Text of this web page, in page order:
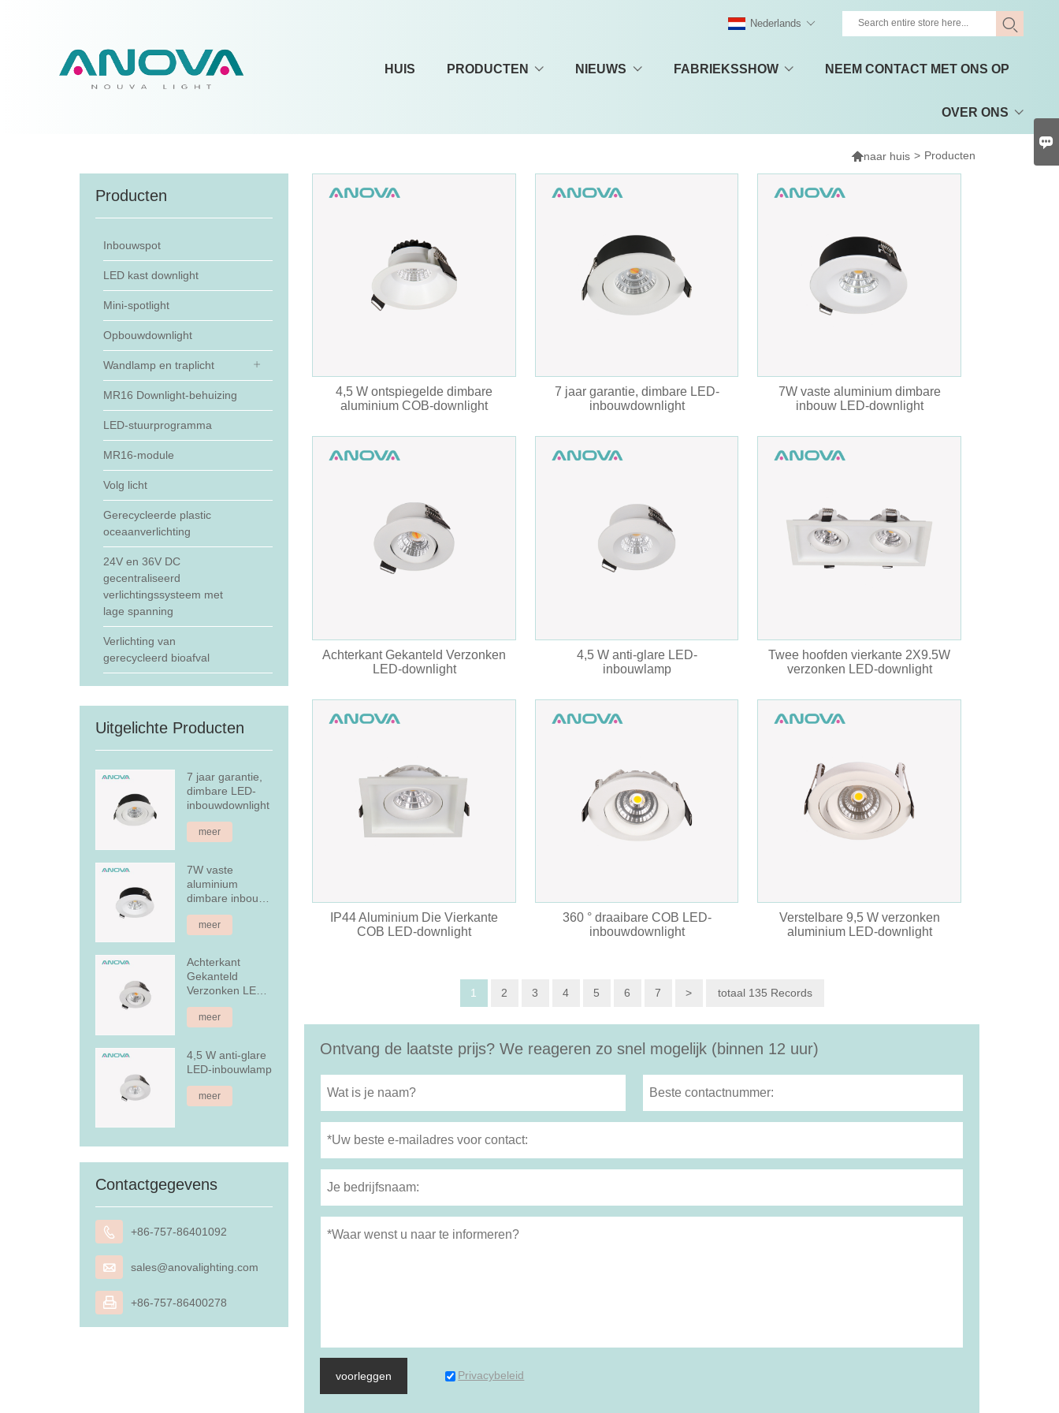
HUIS PRODUCTEN NIEUWS FABRIEKSSHOW NEEM CONTACT MET ONS OP
OVER ONS
Nederlands
naar huis > Producten
Producten
Inbouwspot
LED kast downlight
Mini-spotlight
Opbouwdownlight
Wandlamp en traplicht
MR16 Downlight-behuizing
LED-stuurprogramma
MR16-module
Volg licht
Gerecycleerde plastic
oceaanverlichting
24V en 36V DC
gecentraliseerd
verlichtingssysteem met
lage spanning
Verlichting van
gerecycleerd bioafval
Uitgelichte Producten
7 jaar garantie,
dimbare LED-
inbouwdownlight
meer
7W vaste
aluminium
dimbare inbouw
LED-downlight
meer
Achterkant
Gekanteld
Verzonken LED-
downlight
meer
4,5 W anti-glare
LED-inbouwlamp
meer
Contactgegevens
 +86-757-86401092
 sales@anovalighting.com
 +86-757-86400278
4,5 W ontspiegelde dimbare
aluminium COB-downlight
7 jaar garantie, dimbare LED-
inbouwdownlight
7W vaste aluminium dimbare
inbouw LED-downlight
Achterkant Gekanteld Verzonken
LED-downlight
4,5 W anti-glare LED-
inbouwlamp
Twee hoofden vierkante 2X9.5W
verzonken LED-downlight
IP44 Aluminium Die Vierkante
COB LED-downlight
360 ° draaibare COB LED-
inbouwdownlight
Verstelbare 9,5 W verzonken
aluminium LED-downlight
1 2 3 4 5 6 7 > totaal 135 Records
Ontvang de laatste prijs? We reageren zo snel mogelijk (binnen 12 uur)
voorleggen Privacybeleid
